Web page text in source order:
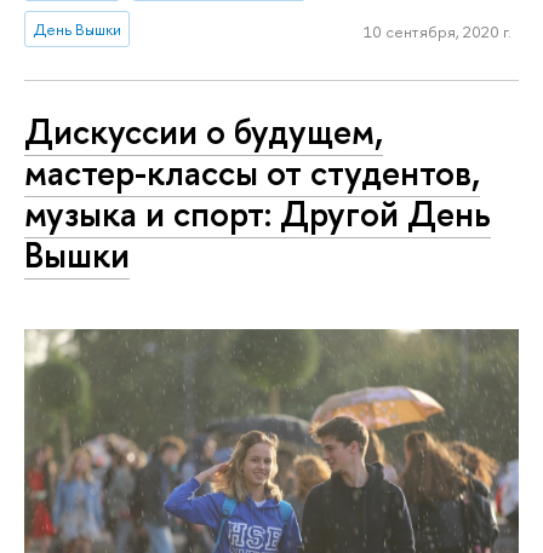
День Вышки 10 сентября, 2020 г.
Дискуссии о будущем,
мастер-классы от студентов,
музыка и спорт: Другой День
Вышки